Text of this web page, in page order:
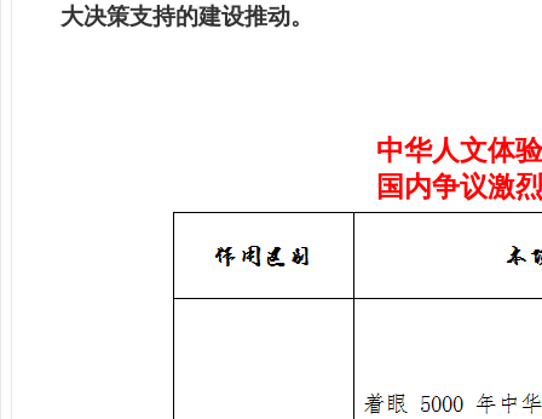
大决策支持的建设推动。
中华人文体
国内争议激